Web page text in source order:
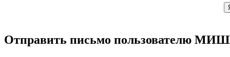
Отправить письмо пользователю